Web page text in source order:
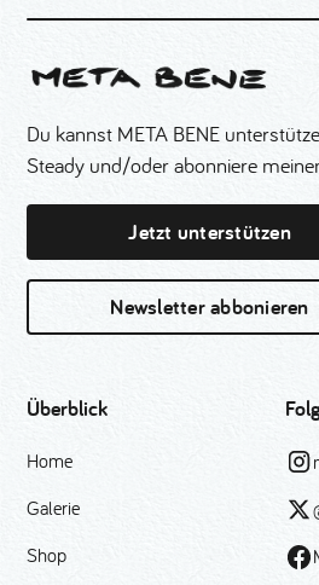
Du kannst META BENE
Steady und/oder abonniere
Jetzt unterstützen
Newsletter abbonieren
Überblick
Home
Galerie
Shop